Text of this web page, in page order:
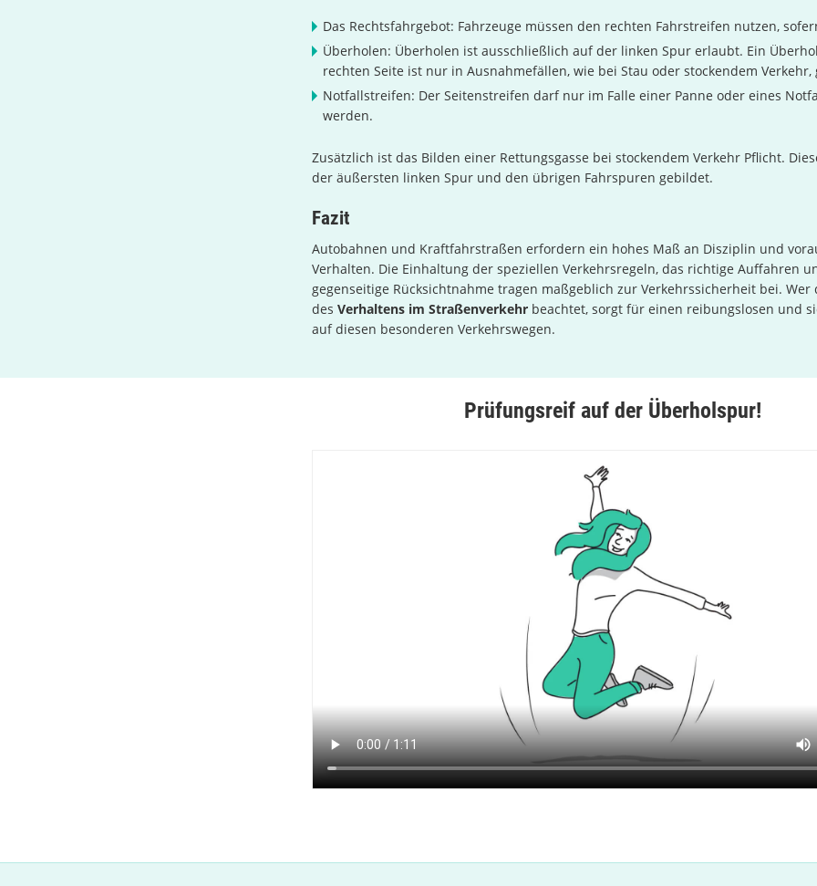
Das Rechtsfahrgebot: Fahrzeuge müssen den rechten Fahrstreifen nutzen,
Überholen: Überholen ist ausschließlich auf der linken Spur erlaubt. Ein
rechten Seite ist nur in Ausnahmefällen, wie bei Stau oder stockendem Verkehr,
Notfallstreifen: Der Seitenstreifen darf nur im Falle einer Panne oder eines
werden.
Zusätzlich ist das Bilden einer Rettungsgasse bei stockendem Verkehr Pflicht.
der äußersten linken Spur und den übrigen Fahrspuren gebildet.
Fazit
Autobahnen und Kraftfahrstraßen erfordern ein hohes Maß an Disziplin und
Verhalten. Die Einhaltung der speziellen Verkehrsregeln, das richtige Auffahren
gegenseitige Rücksichtnahme tragen maßgeblich zur Verkehrssicherheit bei. Wer
des Verhaltens im Straßenverkehr beachtet, sorgt für einen reibungslosen und
auf diesen besonderen Verkehrswegen.
Prüfungsreif auf der Überholspur!